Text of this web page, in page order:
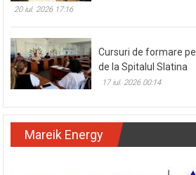
20 iul. 2026 17:16
Cursuri de formare
de la Spitalul Slatina
17 iul. 2026 00:14
Mareik Energy